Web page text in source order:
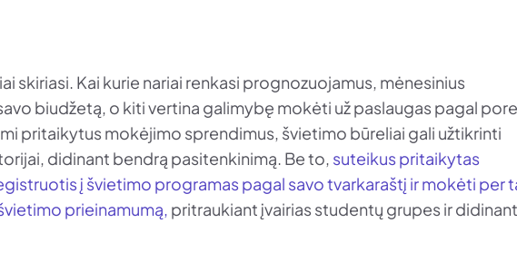
skiriasi. Kai kurie nariai renkasi prognozuojamus, mėnesinius
biudžetą, o kiti vertina galimybę mokėti už paslaugas pagal
pritaikytus mokėjimo sprendimus, švietimo būreliai gali užtikrinti
didinant bendrą pasitenkinimą. Be to, suteikus pritaikytas
į švietimo programas pagal savo tvarkaraštį ir mokėti per
prieinamumą, pritraukiant įvairias studentų grupes ir didinant